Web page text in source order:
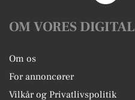
OM VORES DIGITAL
Om os
For annoncører
Vilkår og Privatlivspolitik